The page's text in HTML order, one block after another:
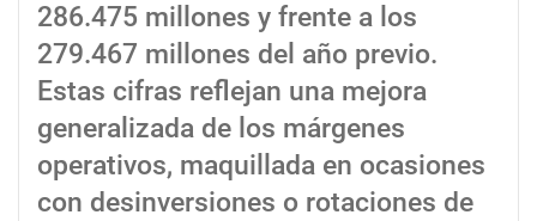
286.475 millones y frente a los
279.467 millones del año previo.
Estas cifras reflejan una mejora
generalizada de los márgenes
operativos, maquillada en ocasiones
con desinversiones o rotaciones de